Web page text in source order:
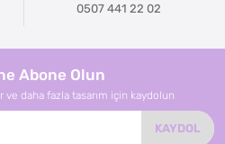
0507 441 22 02
Abone Olun
daha fazla tasarım için kaydolun
KAYDOL